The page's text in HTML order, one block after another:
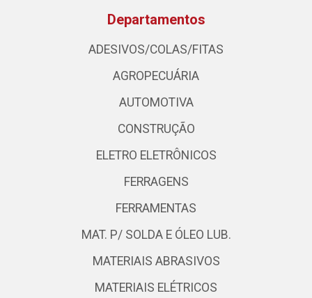
Departamentos
ADESIVOS/COLAS/FITAS
AGROPECUÁRIA
AUTOMOTIVA
CONSTRUÇÃO
ELETRO ELETRÔNICOS
FERRAGENS
FERRAMENTAS
MAT. P/ SOLDA E ÓLEO LUB.
MATERIAIS ABRASIVOS
MATERIAIS ELÉTRICOS